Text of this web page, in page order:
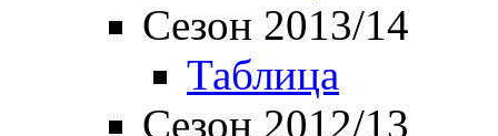
Сезон 2013/14
Таблица
Сезон 2012/13